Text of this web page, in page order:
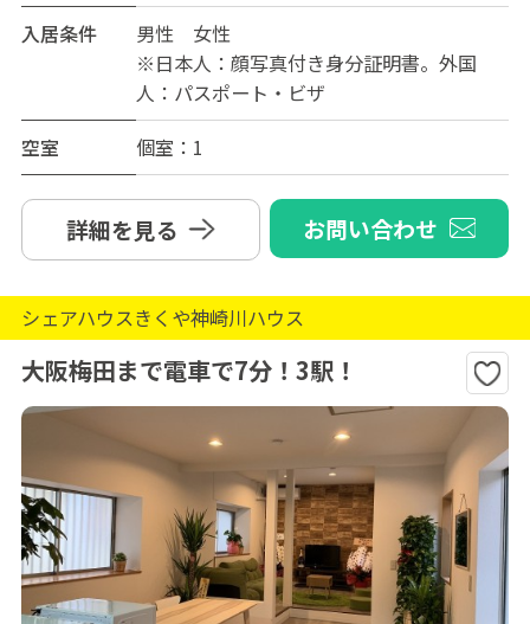
入居条件
男性 女性
※日本人：顔写真付き身分証明書。外国
人：パスポート・ビザ
空室
個室：1
詳細を見る お問い合わせ
シェアハウスきくや神崎川ハウス
大阪梅田まで電車で7分！3駅！